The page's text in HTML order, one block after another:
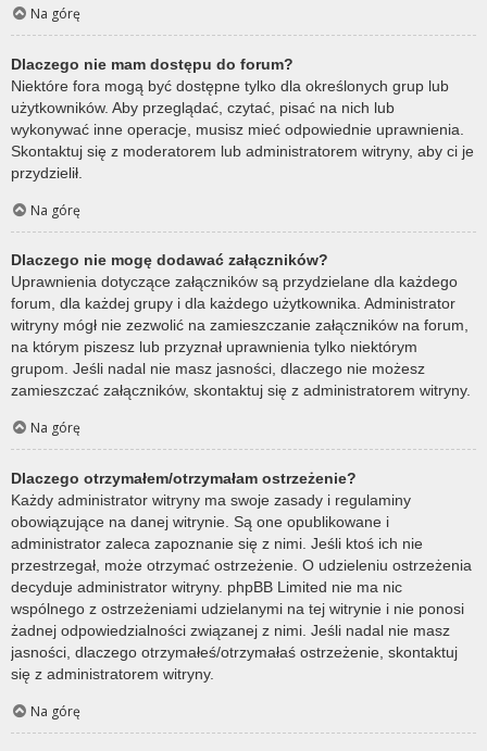
Na górę
Dlaczego nie mam dostępu do forum?
Niektóre fora mogą być dostępne tylko dla określonych grup lub
użytkowników. Aby przeglądać, czytać, pisać na nich lub
wykonywać inne operacje, musisz mieć odpowiednie uprawnienia.
Skontaktuj się z moderatorem lub administratorem witryny, aby ci je
przydzielił.
Na górę
Dlaczego nie mogę dodawać załączników?
Uprawnienia dotyczące załączników są przydzielane dla każdego
forum, dla każdej grupy i dla każdego użytkownika. Administrator
witryny mógł nie zezwolić na zamieszczanie załączników na forum,
na którym piszesz lub przyznał uprawnienia tylko niektórym
grupom. Jeśli nadal nie masz jasności, dlaczego nie możesz
zamieszczać załączników, skontaktuj się z administratorem witryny.
Na górę
Dlaczego otrzymałem/otrzymałam ostrzeżenie?
Każdy administrator witryny ma swoje zasady i regulaminy
obowiązujące na danej witrynie. Są one opublikowane i
administrator zaleca zapoznanie się z nimi. Jeśli ktoś ich nie
przestrzegał, może otrzymać ostrzeżenie. O udzieleniu ostrzeżenia
decyduje administrator witryny. phpBB Limited nie ma nic
wspólnego z ostrzeżeniami udzielanymi na tej witrynie i nie ponosi
żadnej odpowiedzialności związanej z nimi. Jeśli nadal nie masz
jasności, dlaczego otrzymałeś/otrzymałaś ostrzeżenie, skontaktuj
się z administratorem witryny.
Na górę